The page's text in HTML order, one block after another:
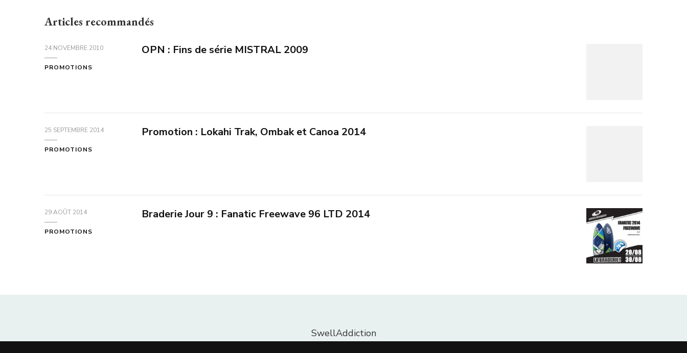
Articles recommandés
24 NOVEMBRE 2010
PROMOTIONS
OPN : Fins de série MISTRAL 2009
25 SEPTEMBRE 2014
PROMOTIONS
Promotion : Lokahi Trak, Ombak et Canoa 2014
29 AOÛT 2014
PROMOTIONS
Braderie Jour 9 : Fanatic Freewave 96 LTD 2014
SwellAddiction